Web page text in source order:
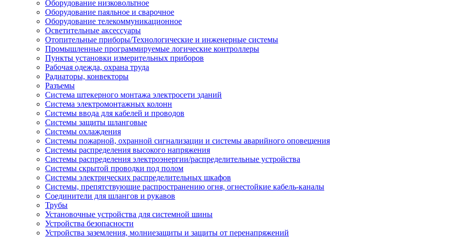
Оборудование низковольтное
Оборудование паяльное и сварочное
Оборудование телекоммуникационное
Осветительные аксессуары
Отопительные приборы/Технологические и инженерные системы
Промышленные программируемые логические контроллеры
Пункты установки измерительных приборов
Рабочая одежда, охрана труда
Радиаторы, конвекторы
Разъемы
Система штекерного монтажа электросети зданий
Система электромонтажных колонн
Системы ввода для кабелей и проводов
Системы защиты шланговые
Системы охлаждения
Системы пожарной, охранной сигнализации и системы аварийного оповещения
Системы распределения высокого напряжения
Системы распределения электроэнергии/распределительные устройства
Системы скрытой проводки под полом
Системы электрических распределительных шкафов
Системы, препятствующие распространению огня, огнестойкие кабель-каналы
Соединители для шлангов и рукавов
Трубы
Установочные устройства для системной шины
Устройства безопасности
Устройства заземления, молниезащиты и защиты от перенапряжений